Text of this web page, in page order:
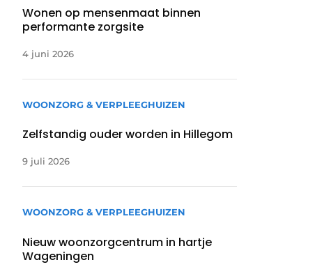
Wonen op mensenmaat binnen
performante zorgsite
4 juni 2026
WOONZORG & VERPLEEGHUIZEN
Zelfstandig ouder worden in Hillegom
9 juli 2026
WOONZORG & VERPLEEGHUIZEN
Nieuw woonzorgcentrum in hartje
Wageningen